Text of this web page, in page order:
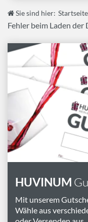
Sie sind hier: Startseite
Fehler beim Laden der
HUVINUM
Mit unserem
Wähle aus